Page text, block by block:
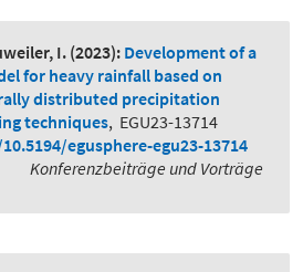
I. (2023): Development of a
for heavy rainfall based on
distributed precipitation
techniques, EGU23-13714
egusphere-egu23-13714
Konferenzbeiträge und Vorträge